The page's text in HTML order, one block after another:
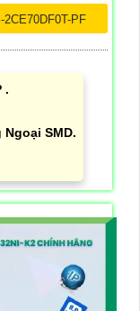
PF
.
SMD.